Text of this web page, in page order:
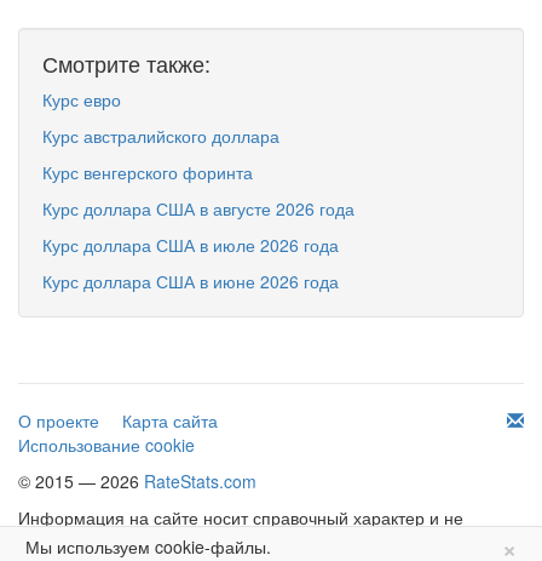
Смотрите также:
Курс евро
Курс австралийского доллара
Курс венгерского форинта
Курс доллара США в августе 2026 года
Курс доллара США в июле 2026 года
Курс доллара США в июне 2026 года
О проекте
Карта сайта
Использование cookie
© 2015 — 2026 RateStats.com
Информация на сайте носит справочный характер и не
является офертой.
×
Мы используем cookie-файлы.